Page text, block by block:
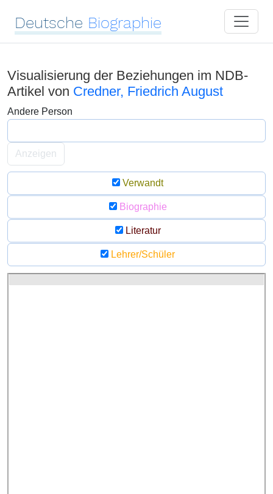
Deutsche Biographie
Visualisierung der Beziehungen im NDB-
Artikel von Credner, Friedrich August
Andere Person
Anzeigen
Verwandt
Biographie
Literatur
Lehrer/Schüler